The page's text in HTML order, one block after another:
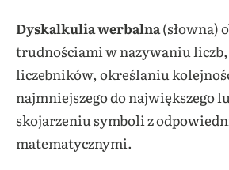
Dyskalkulia werbalna(słowna)
trudnościami w nazywaniu
liczebników, określaniu
najmniejszego do największego
skojarzeniu symboli z
matematycznymi.